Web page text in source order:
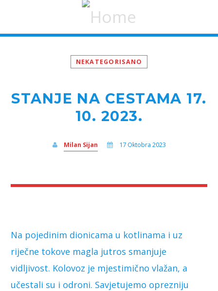
NEKATEGORISANO
STANJE NA CESTAMA 17.
10. 2023.
Milan Sijan 17 Oktobra 2023
Na pojedinim dionicama u kotlinama i uz
riječne tokove magla jutros smanjuje
vidljivost. Kolovoz je mjestimično vlažan, a
učestali su i odroni. Savjetujemo oprezniju